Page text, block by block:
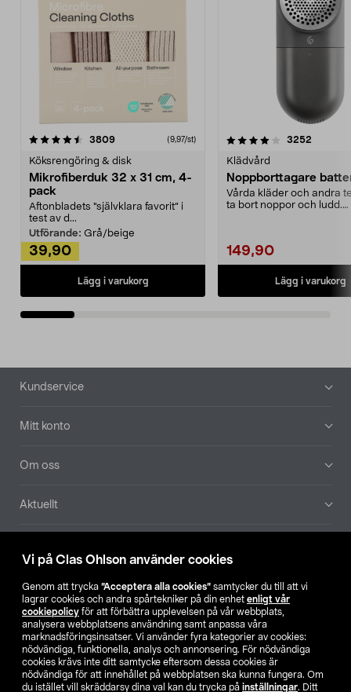
Vi på Clas Ohlson använder cookies
Genom att trycka ”Acceptera alla cookies” samtycker du till att vi
lagrar cookies och andra spårtekniker på din enhet enligt vår
cookiepolicy för att förbättra upplevelsen på vår webbplats,
analysera webbplatsens användning samt anpassa våra
marknadsföringsinsatser. Vi använder fyra kategorier av cookies:
nödvändiga, funktionella, analys och annonsering. För nödvändiga
cookies krävs inte ditt samtycke eftersom dessa cookies är
nödvändiga för att innehållet på webbplatsen ska kunna fungera. Om
du istället vill skräddarsy dina val kan du trycka på inställningar. Ditt
3809recensioner (9,97/st)
Köksrengöring & disk
Mikrofiberduk 32 x 31 cm, 4-
pack
Aftonbladets "självklara favorit” i
test av d...
Utförande: Grå/beige
39,90
Lägg i varukorg
4.0av 5 stjärnor 3252
Klädvård
Noppborttagare
Vårda kläder och andra
ta bort noppor och ludd.
149,90
Lägg i varukorg
4.5av 5 stjärnor
Sidfot
Kundservice
Mitt konto
Om oss
Aktuellt
Hitta butik
SE NO FI